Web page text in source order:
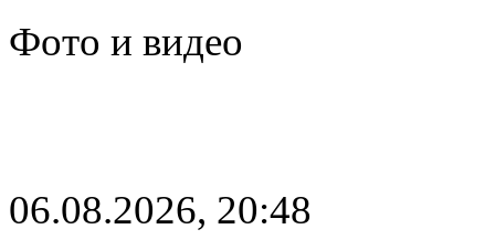
Фото и видео
06.08.2026, 20:48